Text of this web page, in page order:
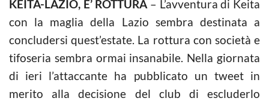
KEITA-LAZIO, E’ ROTTURA – L’avventura di Keita
con la maglia della Lazio sembra destinata a
concludersi quest’estate. La rottura con società e
tifoseria sembra ormai insanabile. Nella giornata
di ieri l’attaccante ha pubblicato un tweet in
merito alla decisione del club di escluderlo